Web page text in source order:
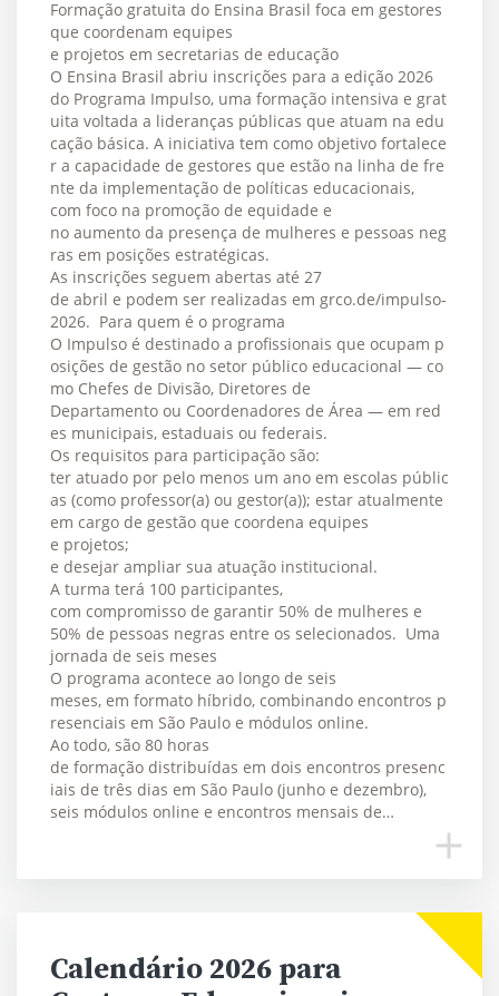
Formação gratuita do Ensina Brasil foca em gestores
que coordenam equipes
e projetos em secretarias de educação
O Ensina Brasil abriu inscrições para a edição 2026
do Programa Impulso, uma formação intensiva e grat
uita voltada a lideranças públicas que atuam na edu
cação básica. A iniciativa tem como objetivo fortalece
r a capacidade de gestores que estão na linha de fre
nte da implementação de políticas educacionais,
com foco na promoção de equidade e
no aumento da presença de mulheres e pessoas neg
ras em posições estratégicas.
As inscrições seguem abertas até 27
de abril e podem ser realizadas em grco.de/impulso-
2026. Para quem é o programa
O Impulso é destinado a profissionais que ocupam p
osições de gestão no setor público educacional — co
mo Chefes de Divisão, Diretores de
Departamento ou Coordenadores de Área — em red
es municipais, estaduais ou federais.
Os requisitos para participação são:
ter atuado por pelo menos um ano em escolas públic
as (como professor(a) ou gestor(a)); estar atualmente
em cargo de gestão que coordena equipes
e projetos;
e desejar ampliar sua atuação institucional.
A turma terá 100 participantes,
com compromisso de garantir 50% de mulheres e
50% de pessoas negras entre os selecionados. Uma
jornada de seis meses
O programa acontece ao longo de seis
meses, em formato híbrido, combinando encontros p
resenciais em São Paulo e módulos online.
Ao todo, são 80 horas
de formação distribuídas em dois encontros presenc
iais de três dias em São Paulo (junho e dezembro),
seis módulos online e encontros mensais de…
Calendário 2026 para